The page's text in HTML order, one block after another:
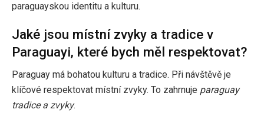
paraguayskou identitu a kulturu.
Jaké jsou místní zvyky a tradice v
Paraguayi, které bych měl respektovat?
Paraguay má bohatou kulturu a tradice. Při návštěvě je
klíčové respektovat místní zvyky. To zahrnuje paraguay
tradice a zvyky.